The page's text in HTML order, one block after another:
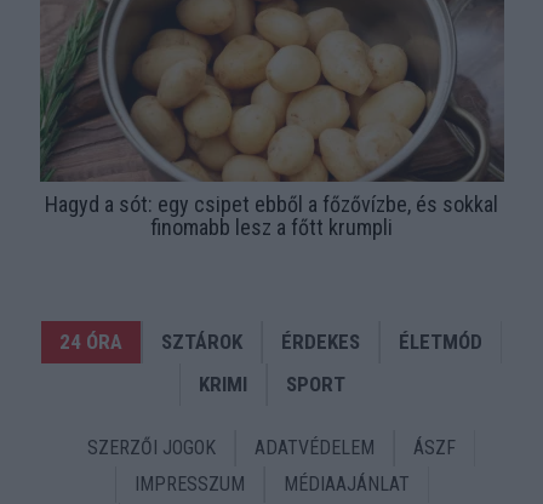
Hagyd a sót: egy csipet ebből a főzővízbe, és sokkal
finomabb lesz a főtt krumpli
24 ÓRA SZTÁROK ÉRDEKES
ÉLETMÓD
KRIMI
SPORT
SZERZŐI JOGOK ADATVÉDELEM
ÁSZF
IMPRESSZUM
MÉDIAAJÁNLAT